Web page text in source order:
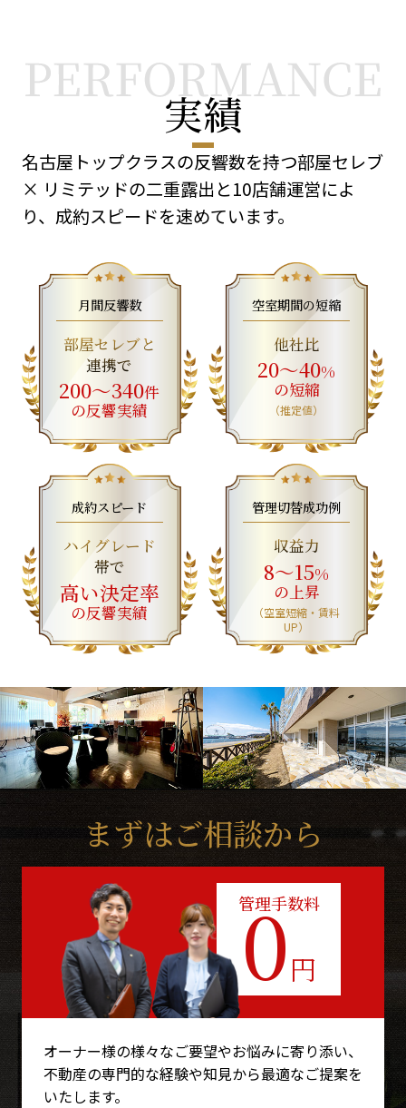
実績
名古屋トップクラスの反響数を持つ部屋セレブ
× リミテッドの二重露出と10店舗運営によ
り、成約スピードを速めています。
月間反響数
部屋セレブと
連携で
200〜340件
の反響実績
空室期間の短縮
他社比
20〜40%
の短縮
（推定値）
成約スピード
ハイグレード
帯で
高い決定率
の反響実績
管理切替成功例
収益力
8～15%
の上昇
（空室短縮・賃料
UP）
まずはご相談から
管理手数料
0円
オーナー様の様々なご要望やお悩みに寄り添い、
不動産の専門的な経験や知見から最適なご提案を
いたします。